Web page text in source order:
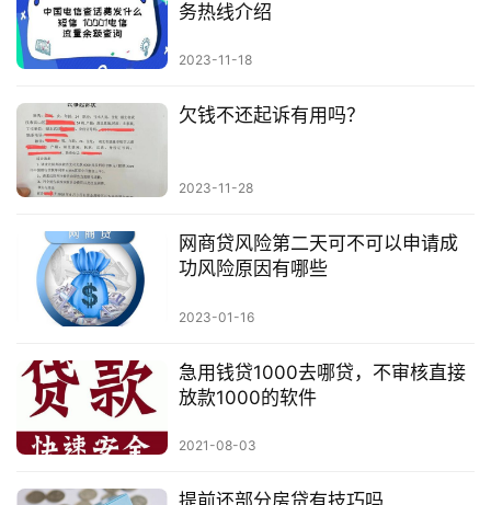
务热线介绍
2023-11-18
欠钱不还起诉有用吗？
2023-11-28
网商贷风险第二天可不可以申请成
功风险原因有哪些
2023-01-16
急用钱贷1000去哪贷，不审核直接
放款1000的软件
2021-08-03
提前还部分房贷有技巧吗